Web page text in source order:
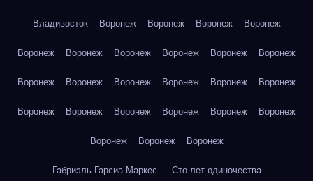
Владивосток Воронеж Воронеж Воронеж Воронеж
Воронеж Воронеж Воронеж Воронеж Воронеж Воронеж
Воронеж Воронеж Воронеж Воронеж Воронеж Воронеж
Воронеж Воронеж Воронеж Воронеж Воронеж Воронеж
Воронеж Воронеж Воронеж
Габриэль Гарсиа Маркес — Сто лет одиночества